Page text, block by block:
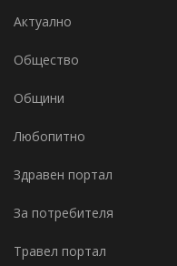
Актуално
Общество
Общини
Любопитно
Здравен портал
За потребителя
Травел портал